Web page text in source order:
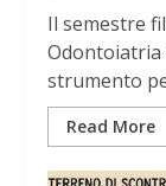
Il semestre
Odontoiatria
strumento
Read More